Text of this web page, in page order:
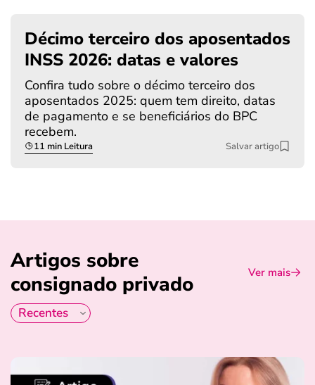
Décimo terceiro dos aposentados
INSS 2026: datas e valores
Confira tudo sobre o décimo terceiro dos
aposentados 2025: quem tem direito, datas
de pagamento e se beneficiários do BPC
recebem.
11 min Leitura Salvar artigo
Artigos sobre
consignado privado
Ver mais